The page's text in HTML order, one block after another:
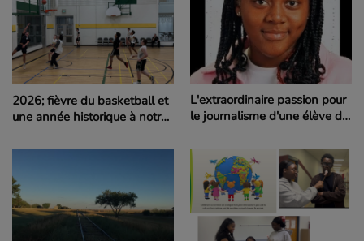
2026; fièvre du basketball et
une année historique à notre
L'extraordinaire passion pour
le journalisme d'une élève de